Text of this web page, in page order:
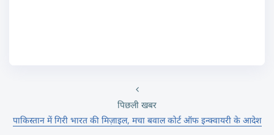
पिछली खबर
पाकिस्तान में गिरी भारत की मिज़ाइल, मचा बवाल कोर्ट ऑफ इन्क्वायरी के आदेश